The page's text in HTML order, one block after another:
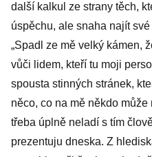
další kalkul ze strany těch,
úspěchu, ale snaha najít
„Spadl ze mě velký kámen,
vůči lidem, kteří tu moji
spousta stinných stránek,
něco, co na mě někdo
třeba úplně neladí s tím
prezentuju dneska. Z